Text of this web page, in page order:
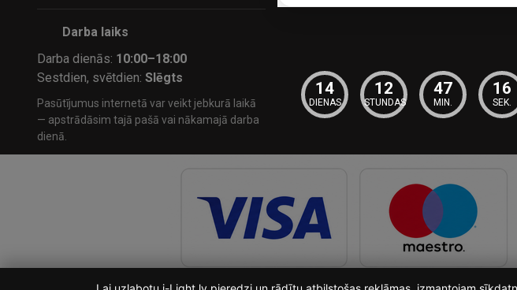
Darba laiks
Darba dienās: 10:00–18:00
Sestdien, svētdien:Slēgts
Pasūtījumus internetā var veikt jebkurā laikā
— apstrādāsim tajā pašā vai nākamajā darba
dienā.
14
DIENAS
12
STUNDAS
47
MIN.
16
SEK.